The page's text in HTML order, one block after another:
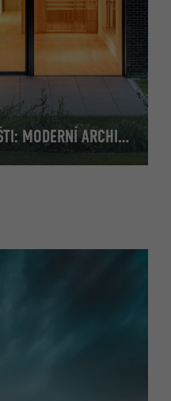
VÍCEGENERAČNÍ DŮM V BUDAPEŠTI: MODERNÍ ARCHITEKTONICKÝ STATEMENT V HISTORICKÉM PROSTŘEDÍ